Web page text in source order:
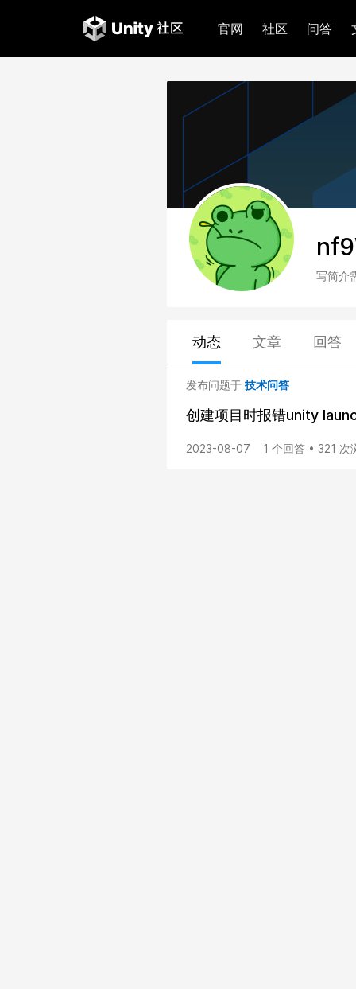
官网 社区 问答
写简介
动态 文章 回答
发布问题于 技术问答
创建项目时报错unity
2023-08-07 1 个回答 • 321 次